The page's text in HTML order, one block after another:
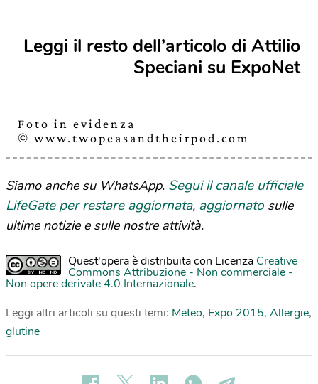
Leggi il resto dell’articolo di Attilio
Speciani su ExpoNet
Foto in evidenza
© www.twopeasandtheirpod.com
Siamo anche su WhatsApp. Segui il canale ufficiale
LifeGate per restare aggiornata, aggiornato sulle
ultime notizie e sulle nostre attività.
Quest'opera è distribuita con Licenza Creative
Commons Attribuzione - Non commerciale -
Non opere derivate 4.0 Internazionale.
Leggi altri articoli su questi temi: Meteo, Expo 2015, Allergie,
glutine